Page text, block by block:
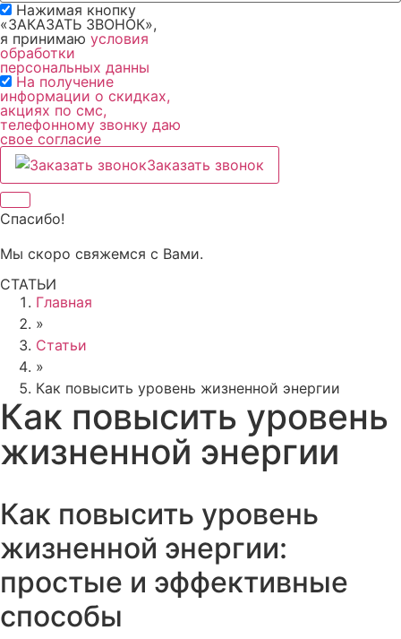
Нажимая кнопку
«ЗАКАЗАТЬ ЗВОНОК»,
я принимаю условия
обработки
персональных данны
На получение
информации о скидках,
акциях по смс,
телефонному звонку даю
свое согласие
Заказать звонок
Спасибо!
Мы скоро свяжемся с Вами.
СТАТЬИ
Главная
»
Статьи
»
Как повысить уровень жизненной энергии
Как повысить уровень
жизненной энергии
Как повысить уровень
жизненной энергии:
простые и эффективные
способы